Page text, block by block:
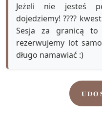
Jeżeli nie jesteś
dojedziemy! ????
Sesja za granicą
rezerwujemy lot
długo namawiać :)